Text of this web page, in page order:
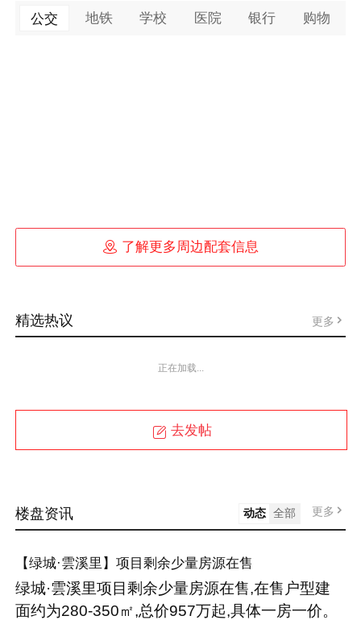
公交 地铁 学校 医院 银行 购物
 了解更多周边配套信息
精选热议 更多
正在加载...
去发帖
楼盘资讯 动态 全部 更多
【绿城·雲溪里】项目剩余少量房源在售
绿城·雲溪里项目剩余少量房源在售,在售户型建
面约为280-350㎡,总价957万起,具体一房一价。